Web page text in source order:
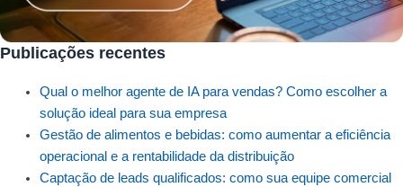
Publicações recentes
Qual o melhor agente de IA para vendas? Como escolher a
solução ideal para sua empresa
Gestão de alimentos e bebidas: como aumentar a eficiência
operacional e a rentabilidade da distribuição
Captação de leads qualificados: como sua equipe comercial